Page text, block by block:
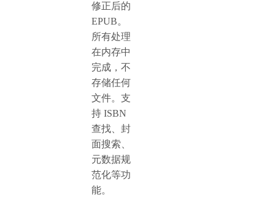
修正后的
EPUB。
所有处理
在内存中
完成，不
存储任何
文件。支
持 ISBN
查找、封
面搜索、
元数据规
范化等功
能。